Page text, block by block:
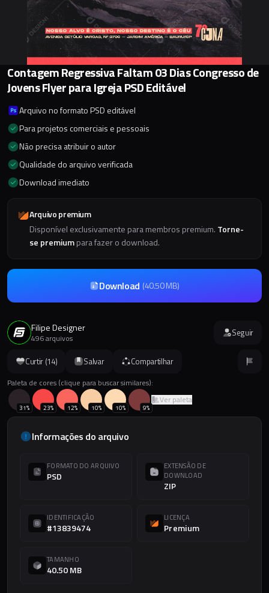
Curtir (14) Salvar Compartilhar
Paleta de cores (clique para buscar similares):
31% 23% 12% 10% 10% 9%
Ver paleta
Informações do arquivo
FORMATO DO ARQUIVO
PSD
EXTENSÃO DE
DOWNLOAD
ZIP
IDENTIFICAÇÃO
#13839474
LICENÇA
Premium
TAMANHO
40.50 MB
Contagem Regressiva Faltam 03 Dias Congresso de
Jovens Flyer para Igreja PSD Editável
Arquivo no formato PSD editável
Para projetos comerciais e pessoais
Não precisa atribuir o autor
Qualidade do arquivo verificada
Download imediato
Arquivo premium
Disponível exclusivamente para membros premium. Torne-
se premiumpara fazer o download.
Download (40.50 MB)
Filipe Designer
496 arquivos Seguir